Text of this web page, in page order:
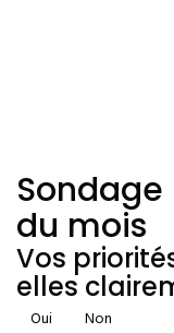
Sondage
du mois
Vos
elles
Oui Non